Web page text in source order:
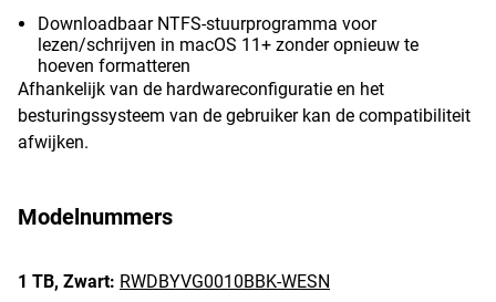
Downloadbaar NTFS-stuurprogramma voor
lezen/schrijven in macOS 11+ zonder opnieuw te
hoeven formatteren
Afhankelijk van de hardwareconfiguratie en het
besturingssysteem van de gebruiker kan de compatibiliteit
afwijken.
Modelnummers
1 TB, Zwart: RWDBYVG0010BBK-WESN